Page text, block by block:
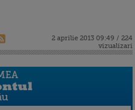
2 aprilie 2013 09:49 / 224
vizualizari